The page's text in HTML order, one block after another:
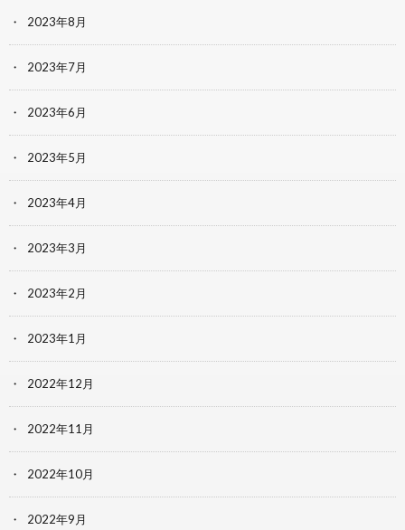
2023年8月
2023年7月
2023年6月
2023年5月
2023年4月
2023年3月
2023年2月
2023年1月
2022年12月
2022年11月
2022年10月
2022年9月